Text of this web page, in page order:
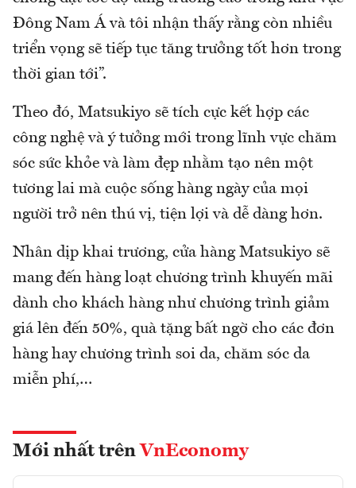
Đông Nam Á và tôi nhận thấy rằng còn nhiều
triển vọng sẽ tiếp tục tăng trưởng tốt hơn trong
thời gian tới”.
Theo đó, Matsukiyo sẽ tích cực kết hợp các
công nghệ và ý tưởng mới trong lĩnh vực chăm
sóc sức khỏe và làm đẹp nhằm tạo nên một
tương lai mà cuộc sống hàng ngày của mọi
người trở nên thú vị, tiện lợi và dễ dàng hơn.
Nhân dịp khai trương, cửa hàng Matsukiyo sẽ
mang đến hàng loạt chương trình khuyến mãi
dành cho khách hàng như chương trình giảm
giá lên đến 50%, quà tặng bất ngờ cho các đơn
hàng hay chương trình soi da, chăm sóc da
miễn phí,…
Mới nhất trên VnEconomy